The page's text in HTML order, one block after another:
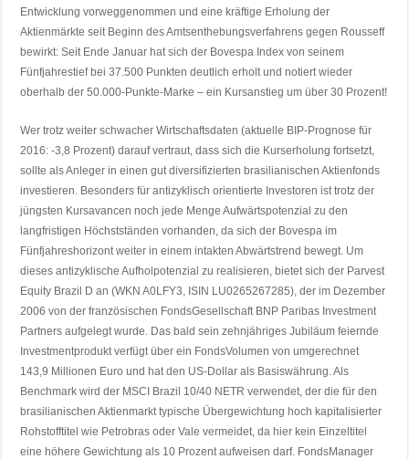
Entwicklung vorweggenommen und eine kräftige Erholung der
Aktienmärkte seit Beginn des Amtsenthebungsverfahrens gegen Rousseff
bewirkt: Seit Ende Januar hat sich der Bovespa Index von seinem
Fünfjahrestief bei 37.500 Punkten deutlich erholt und notiert wieder
oberhalb der 50.000-Punkte-Marke – ein Kursanstieg um über 30 Prozent!
Wer trotz weiter schwacher Wirtschaftsdaten (aktuelle BIP-Prognose für
2016: -3,8 Prozent) darauf vertraut, dass sich die Kurserholung fortsetzt,
sollte als Anleger in einen gut diversifizierten brasilianischen Aktienfonds
investieren. Besonders für antizyklisch orientierte Investoren ist trotz der
jüngsten Kursavancen noch jede Menge Aufwärtspotenzial zu den
langfristigen Höchstständen vorhanden, da sich der Bovespa im
Fünfjahreshorizont weiter in einem intakten Abwärtstrend bewegt. Um
dieses antizyklische Aufholpotenzial zu realisieren, bietet sich der Parvest
Equity Brazil D an (WKN A0LFY3, ISIN LU0265267285), der im Dezember
2006 von der französischen FondsGesellschaft BNP Paribas Investment
Partners aufgelegt wurde. Das bald sein zehnjähriges Jubiläum feiernde
Investmentprodukt verfügt über ein FondsVolumen von umgerechnet
143,9 Millionen Euro und hat den US-Dollar als Basiswährung. Als
Benchmark wird der MSCI Brazil 10/40 NETR verwendet, der die für den
brasilianischen Aktienmarkt typische Übergewichtung hoch kapitalisierter
Rohstofftitel wie Petrobras oder Vale vermeidet, da hier kein Einzeltitel
eine höhere Gewichtung als 10 Prozent aufweisen darf. FondsManager